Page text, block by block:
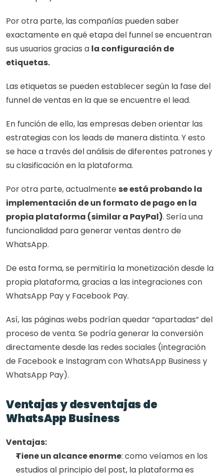
Por otra parte, las compañías pueden saber
exactamente en qué etapa del funnel se encuentran
sus usuarios gracias a la configuración de
etiquetas.
Las etiquetas se pueden establecer según la fase del
funnel de ventas en la que se encuentre el lead.
En función de ello, las empresas deben orientar las
estrategias con los leads de manera distinta. Y esto
se hace a través del análisis de diferentes patrones y
su clasificación en la plataforma.
Por otra parte, actualmente se está probando la
implementación de un formato de pago en la
propia plataforma (similar a PayPal). Sería una
funcionalidad para generar ventas dentro de
WhatsApp.
De esta forma, se permitiría la monetización desde la
propia plataforma, gracias a las integraciones con
WhatsApp Pay y Facebook Pay.
Así, las páginas webs podrían quedar “apartadas” del
proceso de venta. Se podría generar la conversión
directamente desde las redes sociales (integración
de Facebook e Instagram con WhatsApp Business y
WhatsApp Pay).
Ventajas y desventajas de
WhatsApp Business
Ventajas:
Tiene un alcance enorme: como veíamos en los
estudios al principio del post, la plataforma es